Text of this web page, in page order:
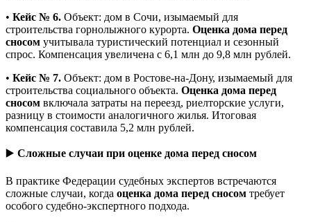
• Кейс № 6. Объект: дом в Сочи, изымаемый для
строительства горнолыжного курорта. Оценка дома перед
сносом учитывала туристический потенциал и сезонный
спрос. Компенсация увеличена с 6,1 млн до 9,8 млн рублей.
• Кейс № 7. Объект: дом в Ростове-на-Дону, изымаемый для
строительства социального объекта. Оценка дома перед
сносом включала затраты на переезд, риелторские услуги,
разницу в стоимости аналогичного жилья. Итоговая
компенсация составила 5,2 млн рублей.
▶️ Сложные случаи при оценке дома перед сносом
В практике Федерации судебных экспертов встречаются
сложные случаи, когда оценка дома перед сносом требует
особого судебно-экспертного подхода.